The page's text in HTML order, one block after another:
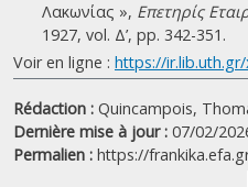
Λακωνίας », Επετηρίς
1927, vol. Δ’, pp. 342-351.
Voir en ligne : https://
Rédaction : Quincampois,
Dernière mise à jour : 07/02/
Permalien : https://